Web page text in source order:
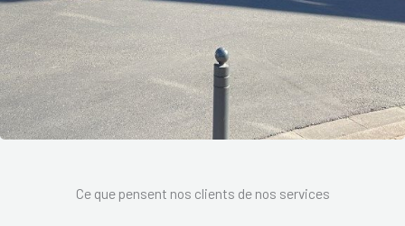
Ce que pensent nos clients de nos services